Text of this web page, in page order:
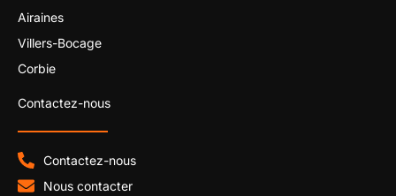
Airaines
Villers-Bocage
Corbie
Contactez-nous
Contactez-nous
Nous contacter